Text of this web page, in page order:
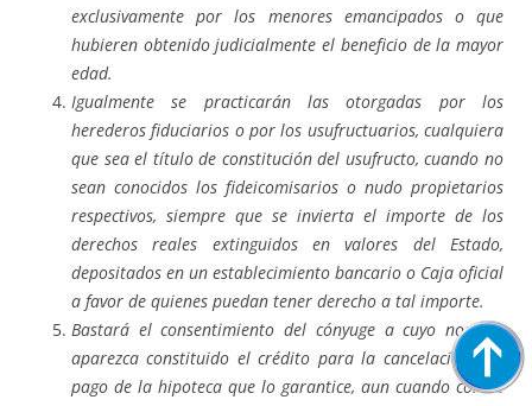
exclusivamente por los menores emancipados o que
hubieren obtenido judicialmente el beneficio de la mayor
edad.
Igualmente se practicarán las otorgadas por los
herederos fiduciarios o por los usufructuarios, cualquiera
que sea el título de constitución del usufructo, cuando no
sean conocidos los fideicomisarios o nudo propietarios
respectivos, siempre que se invierta el importe de los
derechos reales extinguidos en valores del Estado,
depositados en un establecimiento bancario o Caja oficial
a favor de quienes puedan tener derecho a tal importe.
Bastará el consentimiento del cónyuge a cuyo nombre
aparezca constituido el crédito para la cancelación por
pago de la hipoteca que lo garantice, aun cuando conste